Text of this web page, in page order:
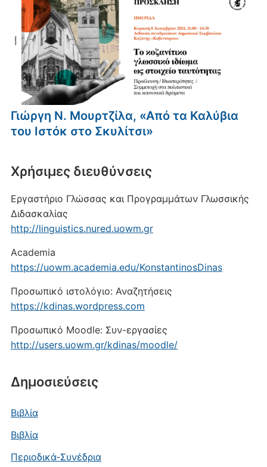
Γιώργη Ν. Μουρτζίλα, «Από τα Καλύβια
του Ιστόκ στο Σκυλίτσι»
Xρήσιμες διευθύνσεις
Εργαστήριο Γλώσσας και Προγραμμάτων Γλωσσικής
Διδασκαλίας
http://linguistics.nured.uowm.gr
Academia
https://uowm.academia.edu/KonstantinosDinas
Προσωπικό ιστολόγιο: Αναζητήσεις
https://kdinas.wordpress.com
Προσωπικό Moodle: Συν-εργασίες
http://users.uowm.gr/kdinas/moodle/
Δημοσιεύσεις
Βιβλία
Βιβλία
Περιοδικά-Συνέδρια